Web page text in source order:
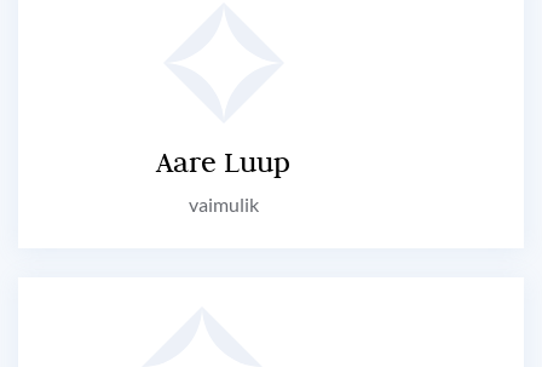
Aare Luup
vaimulik